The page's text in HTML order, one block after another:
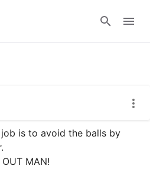
is to avoid the balls by
MAN!